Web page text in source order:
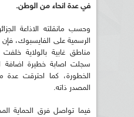
في عدة انحاء من الوطن.
وحسب مانقلته الاذاعة
الرسمية على الفايسبوك،
مناطق غابية بالولاية
سجلت اصابة خطيرة اضافة
الخطورة، كما احترقت عدة
المصدر ذاته.
فيما تواصل فرق الحماية